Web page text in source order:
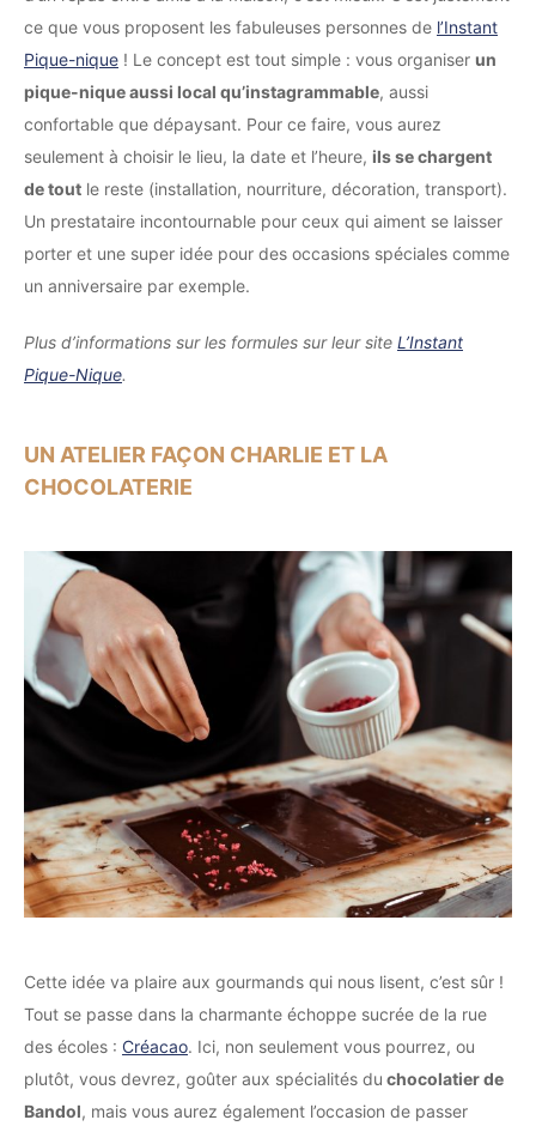
ce que vous proposent les fabuleuses personnes de l’Instant
Pique-nique ! Le concept est tout simple : vous organiser un
pique-nique aussi local qu’instagrammable, aussi
confortable que dépaysant. Pour ce faire, vous aurez
seulement à choisir le lieu, la date et l’heure, ils se chargent
de tout le reste (installation, nourriture, décoration, transport).
Un prestataire incontournable pour ceux qui aiment se laisser
porter et une super idée pour des occasions spéciales comme
un anniversaire par exemple.
Plus d’informations sur les formules sur leur site L’Instant
Pique-Nique.
UN ATELIER FAÇON CHARLIE ET LA
CHOCOLATERIE
Cette idée va plaire aux gourmands qui nous lisent, c’est sûr !
Tout se passe dans la charmante échoppe sucrée de la rue
des écoles : Créacao. Ici, non seulement vous pourrez, ou
plutôt, vous devrez, goûter aux spécialités du chocolatier de
Bandol, mais vous aurez également l’occasion de passer